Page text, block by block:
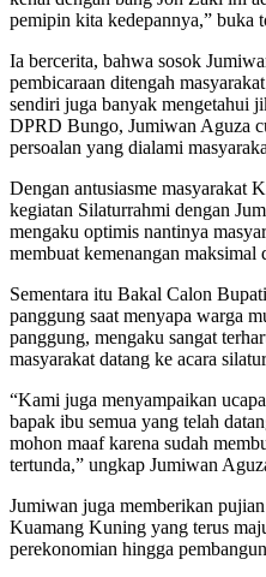
pemipin kita kedepannya,” buka
Ia bercerita, bahwa sosok
pembicaraan ditengah
sendiri juga banyak mengetahui
DPRD Bungo, Jumiwan Aguza
persoalan yang dialami
Dengan antusiasme masyarakat
kegiatan Silaturrahmi dengan
mengaku optimis nantinya
membuat kemenangan maksimal
Sementara itu Bakal Calon
panggung saat menyapa warga
panggung, mengaku sangat
masyarakat datang ke acara
“Kami juga menyampaikan
bapak ibu semua yang telah
mohon maaf karena sudah
tertunda,” ungkap Jumiwan
Jumiwan juga memberikan
Kuamang Kuning yang terus
perekonomian hingga